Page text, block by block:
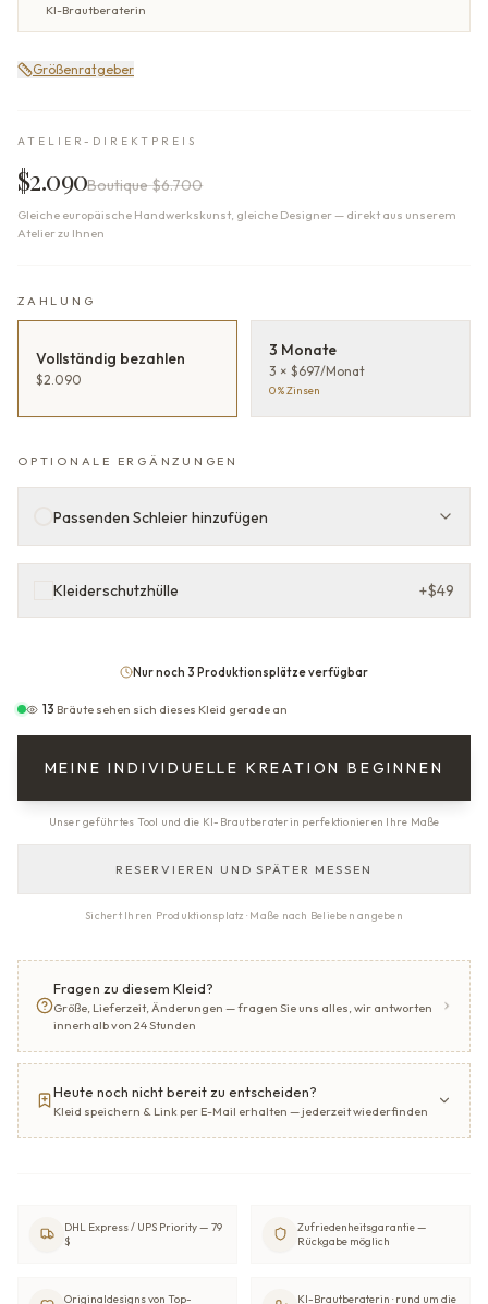
KI-Brautberaterin
Größenratgeber
ATELIER-DIREKTPREIS
$2.090Boutique$6.700
Gleiche europäische Handwerkskunst, gleiche Designer — direkt aus unserem
Atelier zu Ihnen
ZAHLUNG
Vollständig bezahlen
$2.090
3 Monate
3 × $697/Monat
0 % Zinsen
OPTIONALE ERGÄNZUNGEN
Passenden Schleier hinzufügen
Kleiderschutzhülle +$49
Nur noch 3 Produktionsplätze verfügbar
13 Bräute sehen sich dieses Kleid gerade an
MEINE INDIVIDUELLE KREATION BEGINNEN
Unser geführtes Tool und die KI-Brautberaterin perfektionieren Ihre Maße
RESERVIEREN UND SPÄTER MESSEN
Sichert Ihren Produktionsplatz · Maße nach Belieben angeben
Fragen zu diesem Kleid?
Größe, Lieferzeit, Änderungen — fragen Sie uns alles, wir antworten
innerhalb von 24 Stunden
Heute noch nicht bereit zu entscheiden?
Kleid speichern & Link per E-Mail erhalten — jederzeit wiederfinden
DHL Express / UPS Priority — 79
$
Zufriedenheitsgarantie —
Rückgabe möglich
Originaldesigns von Top- KI-Brautberaterin · rund um die